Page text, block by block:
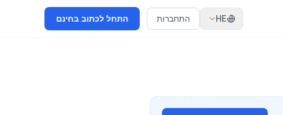
HE התחברות התחל לכתוב בחינם